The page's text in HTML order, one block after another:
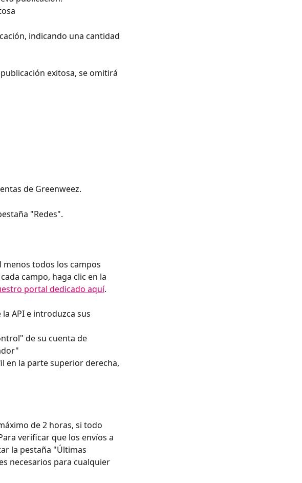
indicando una cantidad
exitosa, se omitirá
de Greenweez.
"Redes".
todos los campos
campo, haga clic en la
portal dedicado aquí.
API e introduzca sus
de su cuenta de
en la parte superior derecha,
de 2 horas, si todo
verificar que los envíos a
la pestaña "Últimas
necesarios para cualquier